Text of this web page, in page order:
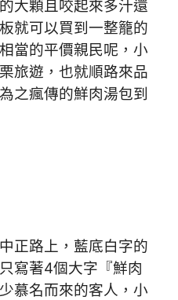
大顆且咬起來多汁還
就可以買到一整籠的
當的平價親民呢，小
旅遊，也就順路來品
之瘋傳的鮮肉湯包到
正路上，藍底白字的
寫著4個大字『鮮肉
慕名而來的客人，小